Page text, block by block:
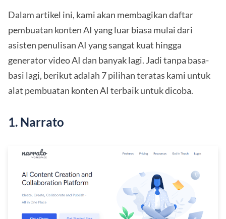
Dalam artikel ini, kami akan membagikan daftar
pembuatan konten AI yang luar biasa mulai dari
asisten penulisan AI yang sangat kuat hingga
generator video AI dan banyak lagi. Jadi tanpa basa-
basi lagi, berikut adalah 7 pilihan teratas kami untuk
alat pembuatan konten AI terbaik untuk dicoba.
1. Narrato